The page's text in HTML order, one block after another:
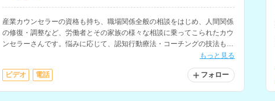
産業カウンセラーの資格も持ち、職場関係全般の相談をはじめ、人間関係
の修復・調整など、労働者とその家族の様々な相談に乗ってこられたカウ
ンセラーさんです。悩みに応じて、認知行動療法・コーチングの技法も取
もっと見る
ビデオ 電話 フォロー